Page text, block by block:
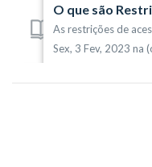
O que são
Sex, 3 Fev, 2023 na